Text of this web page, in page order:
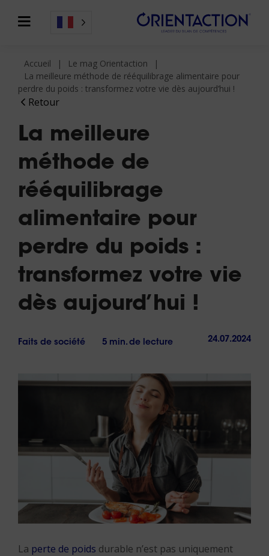
Retour
Accueil
Le mag Orientaction
La meilleure méthode de rééquilibrage alimentaire pour
perdre du poids : transformez votre vie dès aujourd’hui !
La meilleure
méthode de
rééquilibrage
alimentaire pour
perdre du poids :
transformez votre vie
dès aujourd’hui !
Faits de société 5 min. de lecture 24.07.2024
La perte de poids durable n’est pas uniquement